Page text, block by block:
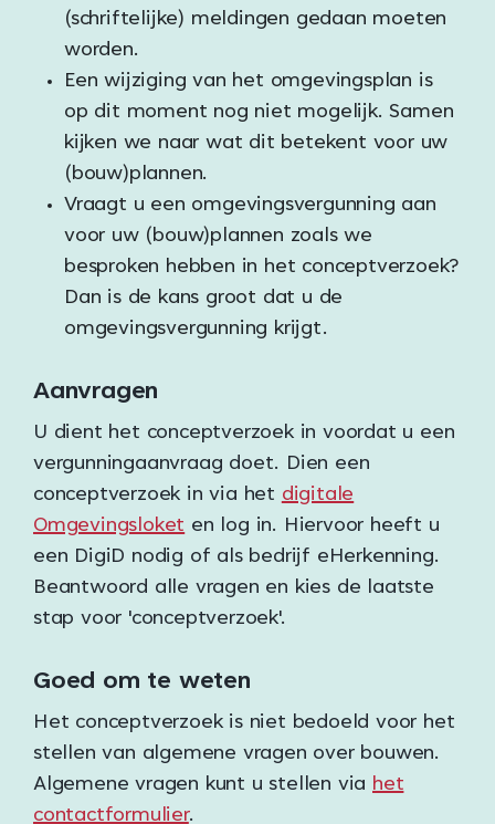
(schriftelijke) meldingen gedaan moeten
worden.
Een wijziging van het omgevingsplan is
op dit moment nog niet mogelijk. Samen
kijken we naar wat dit betekent voor uw
(bouw)plannen.
Vraagt u een omgevingsvergunning aan
voor uw (bouw)plannen zoals we
besproken hebben in het conceptverzoek?
Dan is de kans groot dat u de
omgevingsvergunning krijgt.
Aanvragen
U dient het conceptverzoek in voordat u een
vergunningaanvraag doet. Dien een
conceptverzoek in via het digitale
Omgevingsloket en log in. Hiervoor heeft u
een DigiD nodig of als bedrijf eHerkenning.
Beantwoord alle vragen en kies de laatste
stap voor 'conceptverzoek'.
Goed om te weten
Het conceptverzoek is niet bedoeld voor het
stellen van algemene vragen over bouwen.
Algemene vragen kunt u stellen via het
contactformulier.